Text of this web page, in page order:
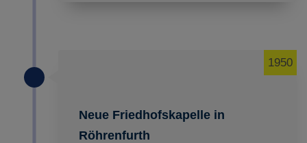
Neue Friedhofskapelle in
Röhrenfurth
1950